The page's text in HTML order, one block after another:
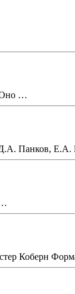
Оно …
Д.А. Панков,
Коберн